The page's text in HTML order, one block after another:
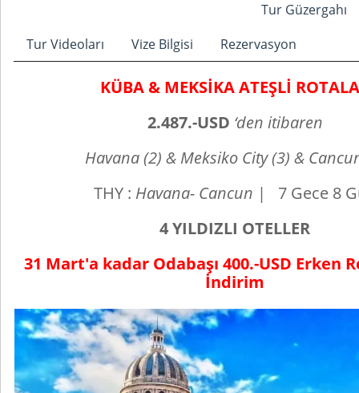
Tur Güzergahı
Tur Videoları
Vize Bilgisi Rezervasyon
KÜBA & MEKSİKA ATEŞLİ
2.487.-USD ‘den itibaren
Havana (2) & Meksiko City (3) &
THY : Havana- Cancun | 7 Gece 8
4 YILDIZLI OTELLER
31 Mart'a kadar Odabaşı 400.-USD Erken
İndirim